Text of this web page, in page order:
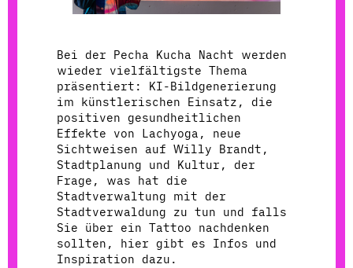
Bei der Pecha Kucha Nacht werden
wieder vielfältigste Thema
präsentiert: KI-Bildgenerierung
im künstlerischen Einsatz, die
positiven gesundheitlichen
Effekte von Lachyoga, neue
Sichtweisen auf Willy Brandt,
Stadtplanung und Kultur, der
Frage, was hat die
Stadtverwaltung mit der
Stadtverwaldung zu tun und falls
Sie über ein Tattoo nachdenken
sollten, hier gibt es Infos und
Inspiration dazu.